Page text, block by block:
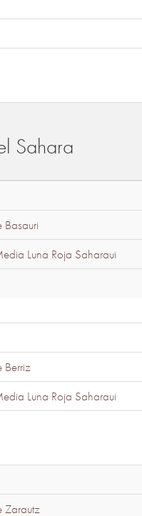
Sahara
Basauri
Luna Roja Saharaui
Berriz
Luna Roja Saharaui
Zarautz